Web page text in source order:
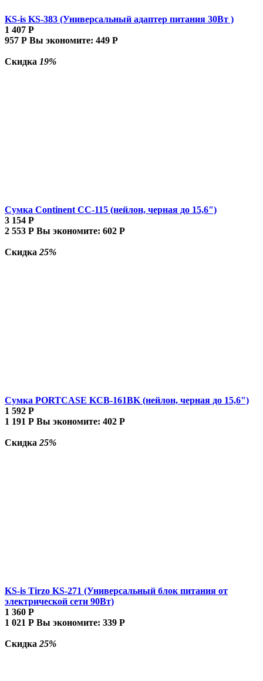
KS-is KS-383 (Универсальный адаптер питания 30Вт )
1 407 Р
957 Р Вы экономите: 449 Р
Скидка 19%
Сумка Continent CC-115 (нейлон, черная до 15,6")
3 154 Р
2 553 Р Вы экономите: 602 Р
Скидка 25%
Сумка PORTCASE KCB-161BK (нейлон, черная до 15,6")
1 592 Р
1 191 Р Вы экономите: 402 Р
Скидка 25%
KS-is Tirzo KS-271 (Универсальный блок питания от
электрической сети 90Вт)
1 360 Р
1 021 Р Вы экономите: 339 Р
Скидка 25%